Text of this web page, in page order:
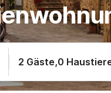
2 Gäste,0